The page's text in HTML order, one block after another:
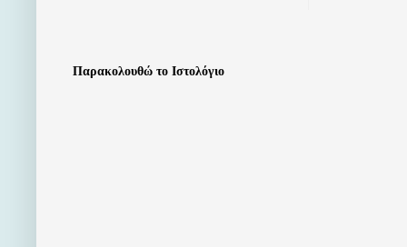
Παρακολουθώ το Ιστολόγιο